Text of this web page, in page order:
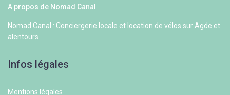
A propos de Nomad Canal
Nomad Canal : Conciergerie locale et location de vélos sur Agde et
alentours
Infos légales
Mentions légales